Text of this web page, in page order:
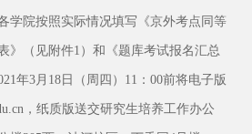
学院按照实际情况填写《京外考点同等
》（见附件1）和《题库考试报名汇总
年3月18日（周四）11：00前将电子版
，纸质版送交研究生培养工作办公